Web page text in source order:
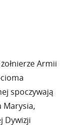
Armii
spoczywają
Marysia,
Dywizji